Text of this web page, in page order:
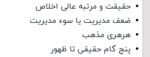
حقیقت و مرتبه عالی اخلاص
ضعف مدیریت یا سوء مدیریت
هرهری مذهب
پنج گام حقیقی تا ظهور